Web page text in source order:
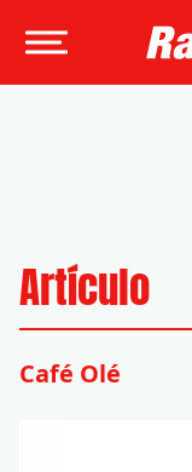
Artículo
Café Olé